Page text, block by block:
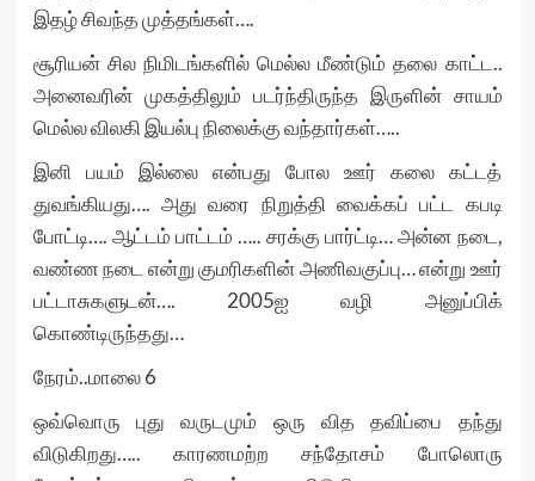
இதழ் சிவந்த முத்தங்கள்….
சூரியன் சில நிமிடங்களில் மெல்ல மீண்டும் தலை காட்ட..
அனைவரின் முகத்திலும் படர்ந்திருந்த இருளின் சாயம்
மெல்ல விலகி இயல்பு நிலைக்கு வந்தார்கள்…..
இனி பயம் இல்லை என்பது போல ஊர் கலை கட்டத்
துவங்கியது…. அது வரை நிறுத்தி வைக்கப் பட்ட கபடி
போட்டி…. ஆட்டம் பாட்டம் ….. சரக்கு பார்ட்டி… அன்ன நடை,
வண்ண நடை என்று குமரிகளின் அணிவகுப்பு… என்று ஊர்
பட்டாசுகளுடன்…. 2005ஐ வழி அனுப்பிக்
கொண்டிருந்தது…
நேரம்..மாலை 6
ஒவ்வொரு புது வருடமும் ஒரு வித தவிப்பை தந்து
விடுகிறது….. காரணமற்ற சந்தோசம் போலொரு